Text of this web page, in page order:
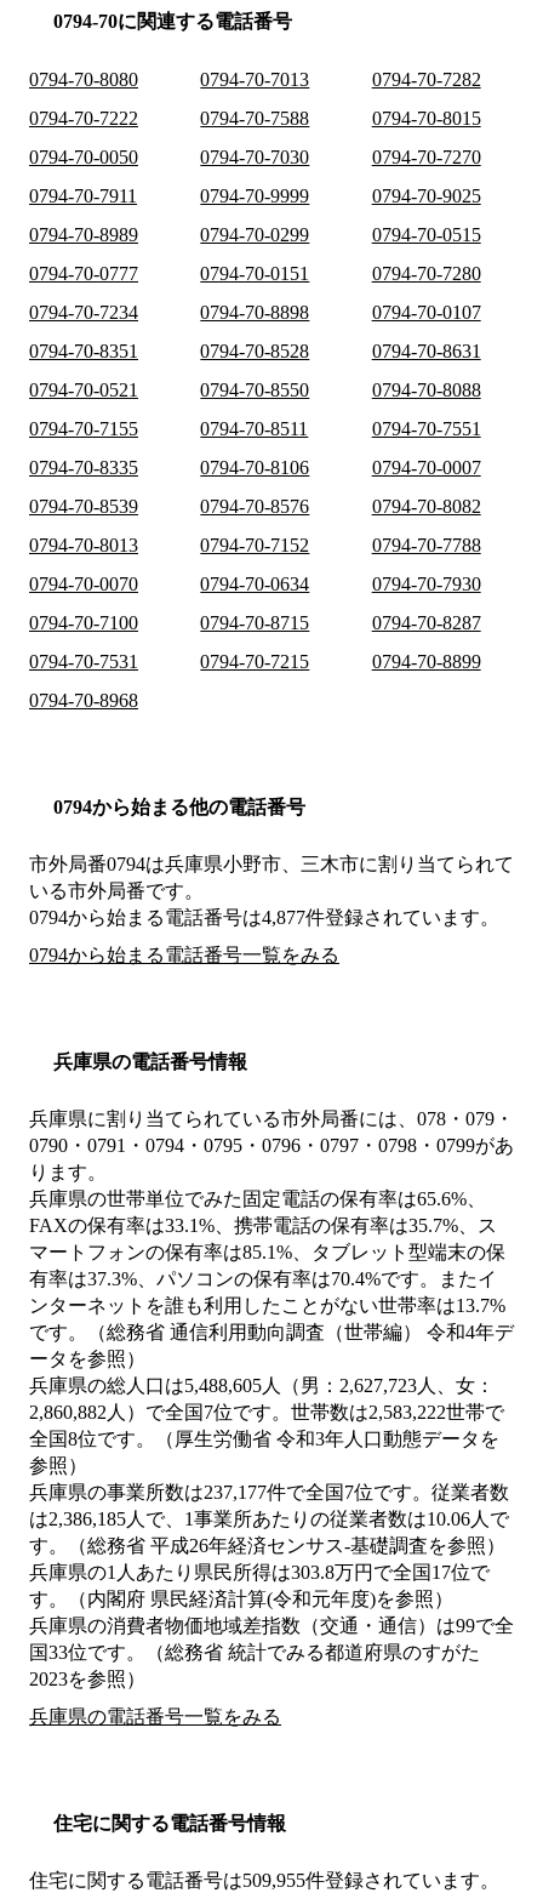
0794-70に関連する電話番号
0794-70-8080 0794-70-7013
0794-70-7282
0794-70-7222
0794-70-7588
0794-70-8015
0794-70-0050
0794-70-7030
0794-70-7270
0794-70-7911
0794-70-9999
0794-70-9025
0794-70-8989
0794-70-0299
0794-70-0515
0794-70-0777
0794-70-0151
0794-70-7280
0794-70-7234
0794-70-8898
0794-70-0107
0794-70-8351
0794-70-8528
0794-70-8631
0794-70-0521
0794-70-8550
0794-70-8088
0794-70-7155
0794-70-8511
0794-70-7551
0794-70-8335
0794-70-8106
0794-70-0007
0794-70-8539
0794-70-8576
0794-70-8082
0794-70-8013
0794-70-7152
0794-70-7788
0794-70-0070
0794-70-0634
0794-70-7930
0794-70-7100
0794-70-8715
0794-70-8287
0794-70-7531
0794-70-7215
0794-70-8899
0794-70-8968
0794から始まる他の電話番号
市外局番0794は兵庫県小野市、三木市に割り当てられて
いる市外局番です。
0794から始まる電話番号は4,877件登録されています。
0794から始まる電話番号一覧をみる
兵庫県の電話番号情報
兵庫県に割り当てられている市外局番には、078・079・
0790・0791・0794・0795・0796・0797・0798・0799があ
ります。
兵庫県の世帯単位でみた固定電話の保有率は65.6%、
FAXの保有率は33.1%、携帯電話の保有率は35.7%、ス
マートフォンの保有率は85.1%、タブレット型端末の保
有率は37.3%、パソコンの保有率は70.4%です。またイ
ンターネットを誰も利用したことがない世帯率は13.7%
です。（総務省 通信利用動向調査（世帯編） 令和4年デ
ータを参照）
兵庫県の総人口は5,488,605人（男：2,627,723人、女：
2,860,882人）で全国7位です。世帯数は2,583,222世帯で
全国8位です。（厚生労働省 令和3年人口動態データを
参照）
兵庫県の事業所数は237,177件で全国7位です。従業者数
は2,386,185人で、1事業所あたりの従業者数は10.06人で
す。（総務省 平成26年経済センサス‐基礎調査を参照）
兵庫県の1人あたり県民所得は303.8万円で全国17位で
す。（内閣府 県民経済計算(令和元年度)を参照）
兵庫県の消費者物価地域差指数（交通・通信）は99で全
国33位です。（総務省 統計でみる都道府県のすがた
2023を参照）
兵庫県の電話番号一覧をみる
住宅に関する電話番号情報
住宅に関する電話番号は509,955件登録されています。